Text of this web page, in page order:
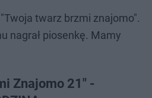
twarz brzmi znajomo".
nagrał piosenkę. Mamy
Znajomo 21" -